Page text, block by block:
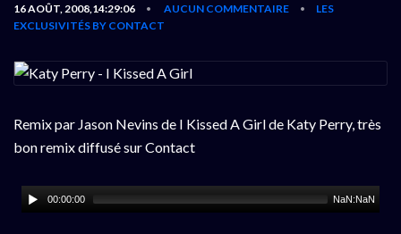
16 AOÛT, 2008,14:29:06 • AUCUN COMMENTAIRE •
LES
EXCLUSIVITÉS BY CONTACT
Remix par Jason Nevins de I Kissed A Girl de Katy Perry, très
bon remix diffusé sur Contact
00:00:00 NaN:NaN